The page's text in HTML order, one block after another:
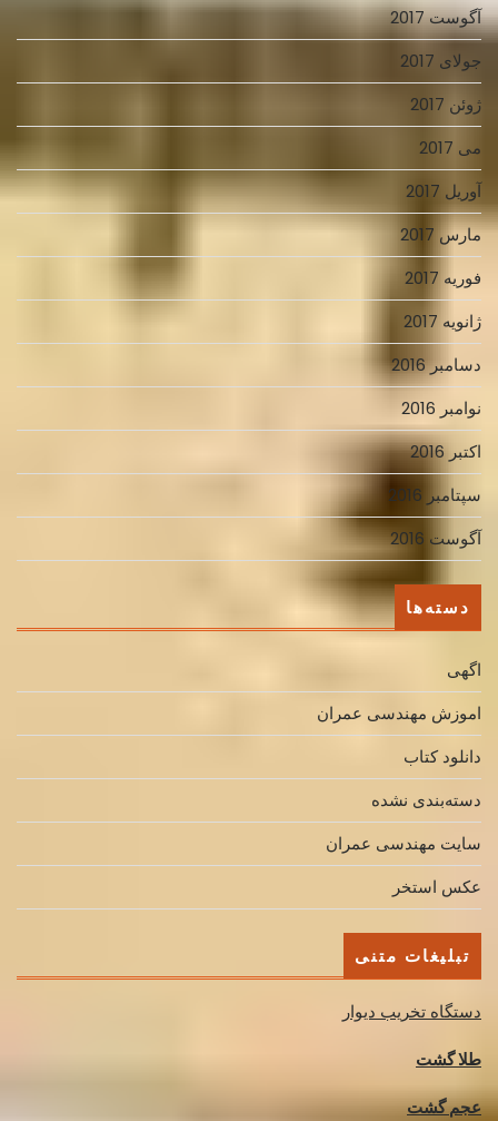
آگوست 2017
جولای 2017
ژوئن 2017
می 2017
آوریل 2017
مارس 2017
فوریه 2017
ژانویه 2017
دسامبر 2016
نوامبر 2016
اکتبر 2016
سپتامبر 2016
آگوست 2016
دسته‌ها
اگهی
اموزش مهندسی عمران
دانلود کتاب
دسته‌بندی نشده
سایت مهندسی عمران
عکس استخر
تبلیغات متنی
دستگاه تخریب دیوار
طلا گشت
عجم گشت